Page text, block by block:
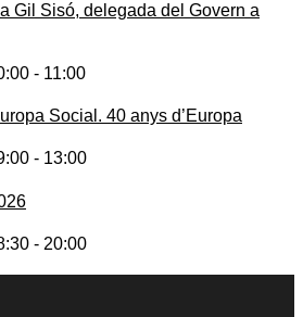
Gil Sisó, delegada del Govern a
- 11:00
Social. 40 anys d’Europa
- 13:00
- 20:00